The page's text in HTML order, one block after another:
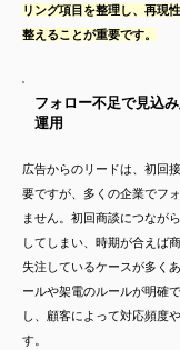
リング項目を整理し、再現
整えることが重要です。
フォロー不足で見込
運用
広告からのリードは、初回
要ですが、多くの企業でフ
ません。初回商談につなが
してしまい、時期が合えば
失注しているケースが多く
ールや架電のルールが明確
し、顧客によって対応頻度
す。